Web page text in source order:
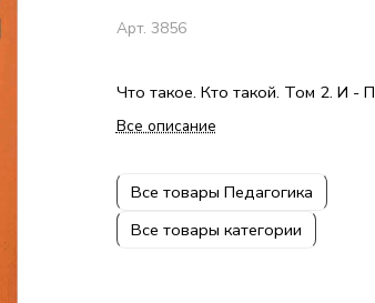
Арт. 3856
Что такое. Кто такой. Том 2. И - П
Все описание
Все товары Педагогика
Все товары категории